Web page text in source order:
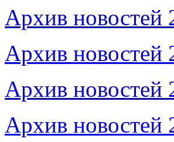
Архив новостей
Архив новостей
Архив новостей
Архив новостей